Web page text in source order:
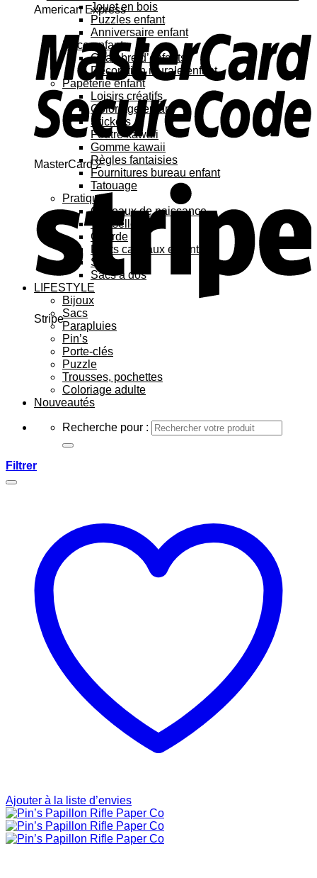
American Express
MasterCard 2
Stripe
Jouet en bois
Puzzles enfant
Anniversaire enfant
Déco enfant
Chambre d’enfants
Décoration murale enfant
Papeterie enfant
Loisirs créatifs
Coloriage enfant
Stickers
Feutre kawaii
Gomme kawaii
Règles fantaisies
Fournitures bureau enfant
Tatouage
Pratique
Cadeaux de naissance
Vaisselle
Gourde
Petits cadeaux enfant
Sacs
Sacs à dos
LIFESTYLE
Bijoux
Sacs
Parapluies
Pin’s
Porte-clés
Puzzle
Trousses, pochettes
Coloriage adulte
Nouveautés
Recherche pour :
Filtrer
Ajouter à la liste d’envies